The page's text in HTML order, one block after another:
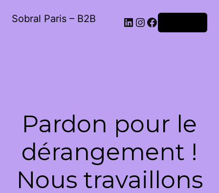
Sobral Paris – B2B LinkedIn
Instagram
Facebook
Pardon pour le
dérangement !
Nous travaillons